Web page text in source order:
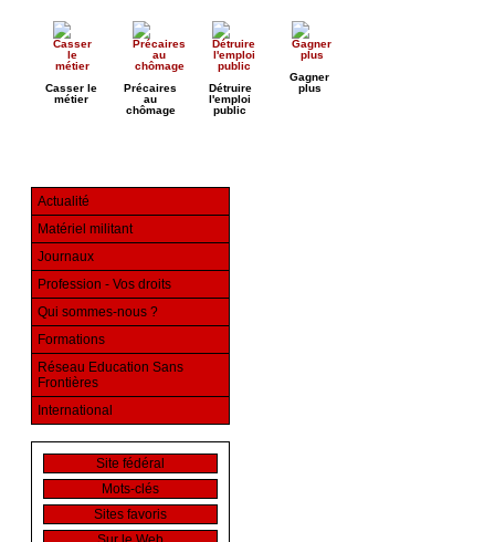
Casser le
métier
Précaires
au
chômage
Détruire
l'emploi
public
Gagner
plus
Actualité
Matériel militant
Journaux
Profession - Vos droits
Qui sommes-nous ?
Formations
Réseau Education Sans
Frontières
International
Site fédéral
Mots-clés
Sites favoris